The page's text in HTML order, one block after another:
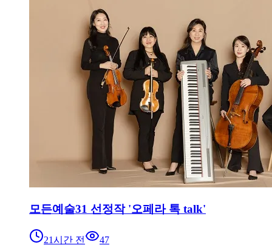
모든예술31 선정작 '오페라 톡 talk'
21시간 전 47